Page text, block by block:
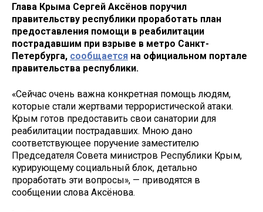
Глава Крыма Сергей Аксёнов поручил
правительству республики проработать план
предоставления помощи в реабилитации
пострадавшим при взрыве в метро Санкт-
Петербурга, сообщается на официальном портале
правительства республики.
«Сейчас очень важна конкретная помощь людям,
которые стали жертвами террористической атаки.
Крым готов предоставить свои санатории для
реабилитации пострадавших. Мною дано
соответствующее поручение заместителю
Председателя Совета министров Республики Крым,
курирующему социальный блок, детально
проработать эти вопросы», — приводятся в
сообщении слова Аксёнова.